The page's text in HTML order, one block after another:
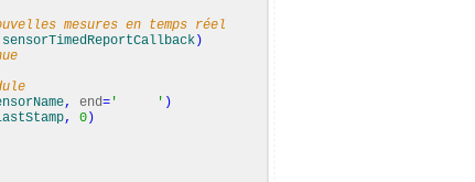
mesures en temps réel
sensorTimedReportCallback)
, end= ' ' )
, 0)